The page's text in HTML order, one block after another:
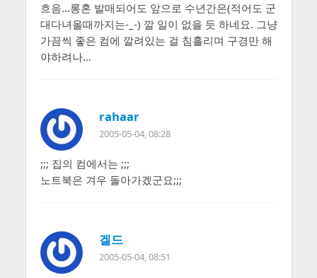
흐음…롱혼 발매되어도 앞으로 수년간은(적어도 군
대다녀올때까지는-_-) 깔 일이 없을 듯 하네요. 그냥
가끔씩 좋은 컴에 깔려있는 걸 침흘리며 구경만 해
야하려나…
rahaar
2005-05-04, 08:28
;;; 집의 컴에서는 ;;;
노트북은 겨우 돌아가겠군요;;;
겔드
2005-05-04, 08:51